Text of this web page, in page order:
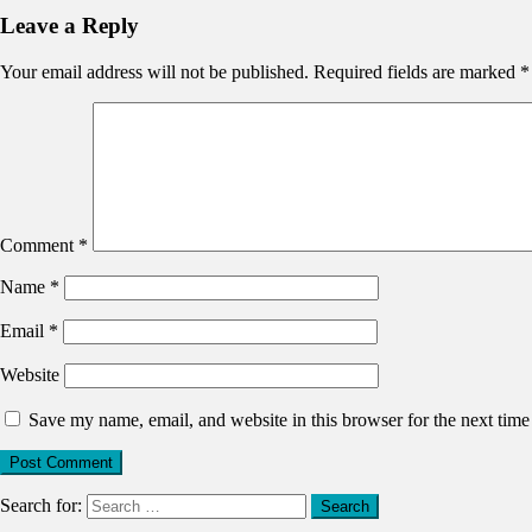
Leave a Reply
Your email address will not be published. Required fields are marked *
Comment *
Name *
Email *
Website
Save my name, email, and website in this browser for the next
Search for: